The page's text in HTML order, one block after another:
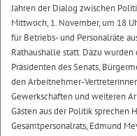
Jahren der Dialog zwischen
Mittwoch, 1. November, um 18
für Betriebs- und Personalräte
Rathaushalle statt. Dazu
Präsidenten des Senats,
den Arbeitnehmer-
Gewerkschaften und weiteren
Gästen aus der Politik sprechen
Gesamtpersonalrats, Edmund